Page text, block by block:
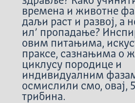
времена и животне
даљи раст и развој, а
ил’ пропадање?
овим питањима,
праксе, сазнањима о
циклусу породице и
индивидуалним
осмислили смо, овај,
трибина.